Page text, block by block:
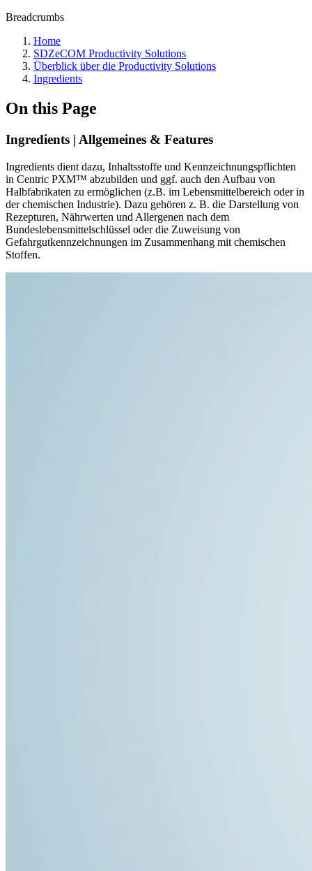
Breadcrumbs
Home
SDZeCOM Productivity Solutions
Überblick über die Productivity Solutions
Ingredients
On this Page
Ingredients | Allgemeines & Features
Ingredients dient dazu, Inhaltsstoffe und Kennzeichnungspflichten
in Centric PXM™ abzubilden und ggf. auch den Aufbau von
Halbfabrikaten zu ermöglichen (z.B. im Lebensmittelbereich oder in
der chemischen Industrie). Dazu gehören z. B. die Darstellung von
Rezepturen, Nährwerten und Allergenen nach dem
Bundeslebensmittelschlüssel oder die Zuweisung von
Gefahrgutkennzeichnungen im Zusammenhang mit chemischen
Stoffen.